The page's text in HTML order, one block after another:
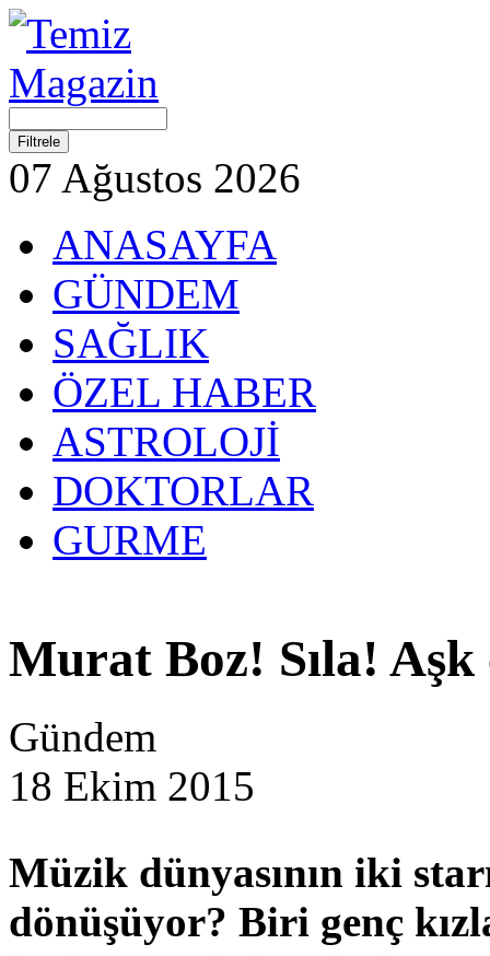
07 Ağustos 2026
ANASAYFA
GÜNDEM
SAĞLIK
ÖZEL HABER
ASTROLOJİ
DOKTORLAR
GURME
Murat Boz! Sıla! Aşk
Gündem
18 Ekim 2015
Müzik dünyasının iki
dönüşüyor? Biri genç